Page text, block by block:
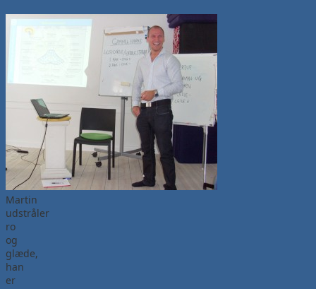
Martin
udstråler
ro
og
glæde,
han
er